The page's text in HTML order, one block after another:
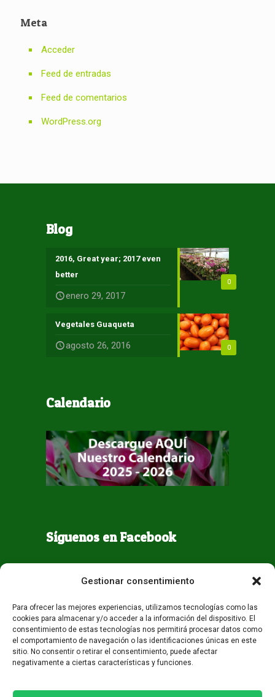
Gestionar consentimiento
Para ofrecer las mejores experiencias, utilizamos tecnologías como las
cookies para almacenar y/o acceder a la información del dispositivo. El
consentimiento de estas tecnologías nos permitirá procesar datos como
el comportamiento de navegación o las identificaciones únicas en este
sitio. No consentir o retirar el consentimiento, puede afectar
negativamente a ciertas características y funciones.
Meta
Acceder
Feed de entradas
Feed de comentarios
WordPress.org
Blog
0
2016, Great year; 2017 even
better
enero 29, 2017
0
Vegetales Guaqueta
agosto 26, 2016
Calendario
Síguenos en Facebook
Todos los derechos reservados - Guaqueta USA 2026